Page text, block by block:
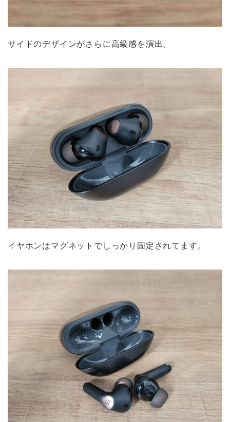
サイドのデザインがさらに高級感を演出。
イヤホンはマグネットでしっかり固定されてます。